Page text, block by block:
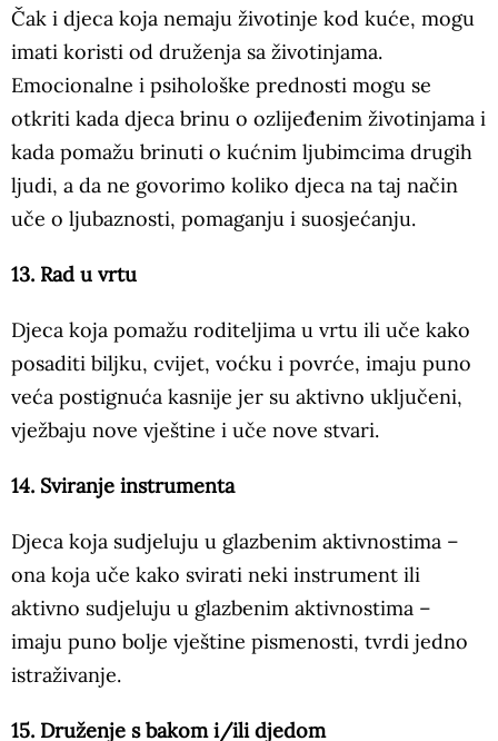
Čak i djeca koja nemaju životinje kod kuće, mogu
imati koristi od druženja sa životinjama.
Emocionalne i psihološke prednosti mogu se
otkriti kada djeca brinu o ozlijeđenim životinjama i
kada pomažu brinuti o kućnim ljubimcima drugih
ljudi, a da ne govorimo koliko djeca na taj način
uče o ljubaznosti, pomaganju i suosjećanju.
13. Rad u vrtu
Djeca koja pomažu roditeljima u vrtu ili uče kako
posaditi biljku, cvijet, voćku i povrće, imaju puno
veća postignuća kasnije jer su aktivno uključeni,
vježbaju nove vještine i uče nove stvari.
14. Sviranje instrumenta
Djeca koja sudjeluju u glazbenim aktivnostima –
ona koja uče kako svirati neki instrument ili
aktivno sudjeluju u glazbenim aktivnostima –
imaju puno bolje vještine pismenosti, tvrdi jedno
istraživanje.
15. Druženje s bakom i/ili djedom